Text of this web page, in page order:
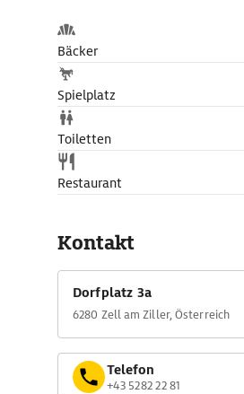
Bäcker
Spielplatz
Toiletten
Restaurant
Kontakt
Dorfplatz 3a
6280 Zell am Ziller, Österreich
Telefon
+43 5282 22 81